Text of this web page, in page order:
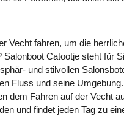
Vecht fahren, um die
Catootje steht für
und stilvollen
Fluss und seine
dem Fahren auf der Vecht
und findet jeden Tag zu